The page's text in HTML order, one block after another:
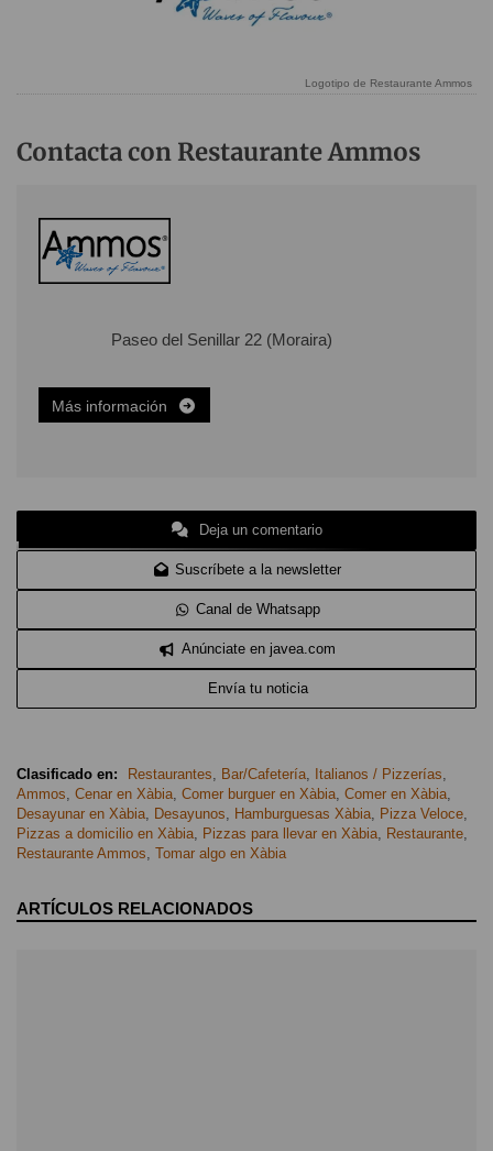
Logotipo de Restaurante Ammos
Contacta con Restaurante Ammos
Paseo del Senillar 22 (Moraira)
Más información
Deja un comentario
Suscríbete a la newsletter
Canal de Whatsapp
Anúnciate en javea.com
Envía tu noticia
Clasificado en: Restaurantes, Bar/Cafetería, Italianos / Pizzerías,
Ammos, Cenar en Xàbia, Comer burguer en Xàbia, Comer en Xàbia,
Desayunar en Xàbia, Desayunos, Hamburguesas Xàbia, Pizza Veloce,
Pizzas a domicilio en Xàbia, Pizzas para llevar en Xàbia, Restaurante,
Restaurante Ammos, Tomar algo en Xàbia
ARTÍCULOS RELACIONADOS